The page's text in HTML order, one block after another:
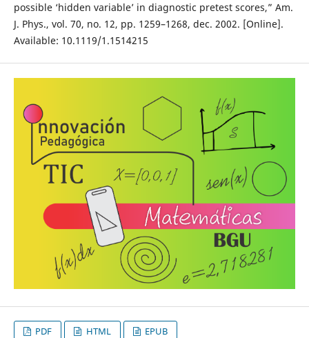
possible ‘hidden variable’ in diagnostic pretest scores,” Am.
J. Phys., vol. 70, no. 12, pp. 1259–1268, dec. 2002. [Online].
Available: 10.1119/1.1514215
PDF HTML EPUB